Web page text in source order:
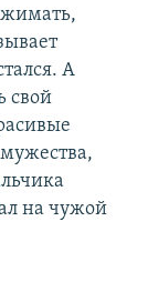
А
свой
на чужой